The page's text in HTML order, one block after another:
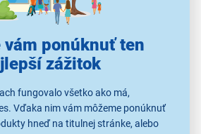
vám ponúknuť ten
zážitok
fungovalo všetko ako má,
Vďaka nim vám môžeme ponúknuť
hneď na titulnej stránke, alebo
výkon
z nerezovej ocele vám vždy
je súčasťou balenia, zabezpečia,
vo výbornom stave. Zastrihávač je